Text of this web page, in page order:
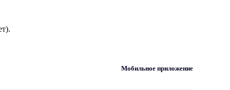
Мобильное приложение